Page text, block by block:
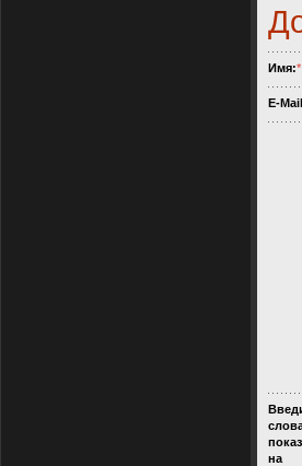
Имя:*
E-
на